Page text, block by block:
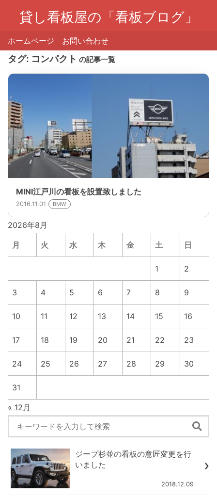
貸し看板屋の「看板ブログ」
ホームページ お問い合わせ
タグ: コンパクト の記事一覧
MINI江戸川の看板を設置致しました
2016.11.01 BMW
2026年8月
月 火 水 木 金 土 日
1 2
3 4 5 6 7 8 9
10 11 12 13 14 15 16
17 18 19 20 21 22 23
24 25 26 27 28 29 30
31
« 12月
ジープ杉並の看板の意匠変更を行
いました
2018.12.09